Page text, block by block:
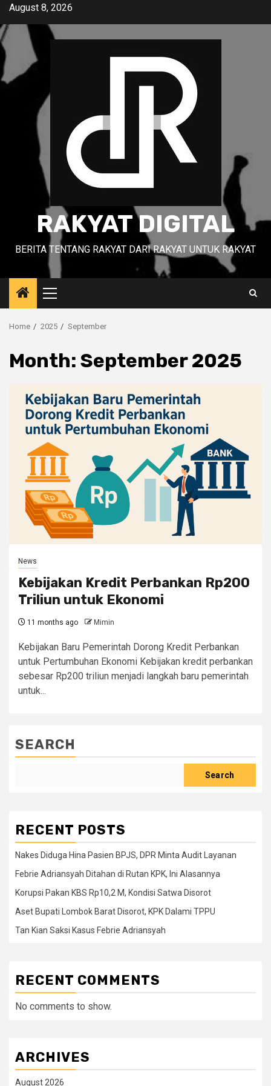
Skip
content
August 8, 2026
RAKYAT DIGITAL
BERITA TENTANG RAKYAT DARI RAKYAT UNTUK RAKYAT
Primary
Menu
Home 2025 September
Month: September 2025
News
Kebijakan Kredit Perbankan Rp200
Triliun untuk Ekonomi
11 months ago Mimin
Kebijakan Baru Pemerintah Dorong Kredit Perbankan
untuk Pertumbuhan Ekonomi Kebijakan kredit perbankan
sebesar Rp200 triliun menjadi langkah baru pemerintah
untuk...
SEARCH
Search
RECENT POSTS
Nakes Diduga Hina Pasien BPJS, DPR Minta Audit Layanan
Febrie Adriansyah Ditahan di Rutan KPK, Ini Alasannya
Korupsi Pakan KBS Rp10,2 M, Kondisi Satwa Disorot
Aset Bupati Lombok Barat Disorot, KPK Dalami TPPU
Tan Kian Saksi Kasus Febrie Adriansyah
RECENT COMMENTS
No comments to show.
ARCHIVES
August 2026